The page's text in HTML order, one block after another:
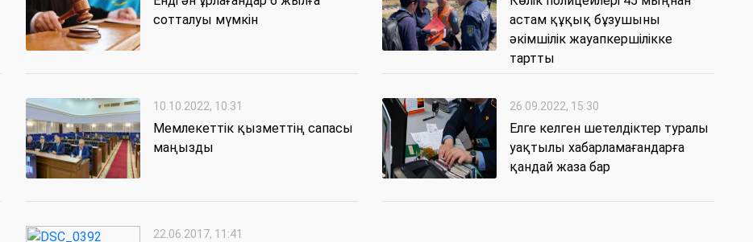
сотталуы мүмкін
астам құқық бұзушыны
әкімшілік жауапкершілікке
тартты
10.10.2022, 10:31
Мемлекеттік қызметтің сапасы
маңызды
26.09.2022, 15:30
Елге келген шетелдіктер туралы
уақтылы хабарламағандарға
қандай жаза бар
22.06.2017, 11:41